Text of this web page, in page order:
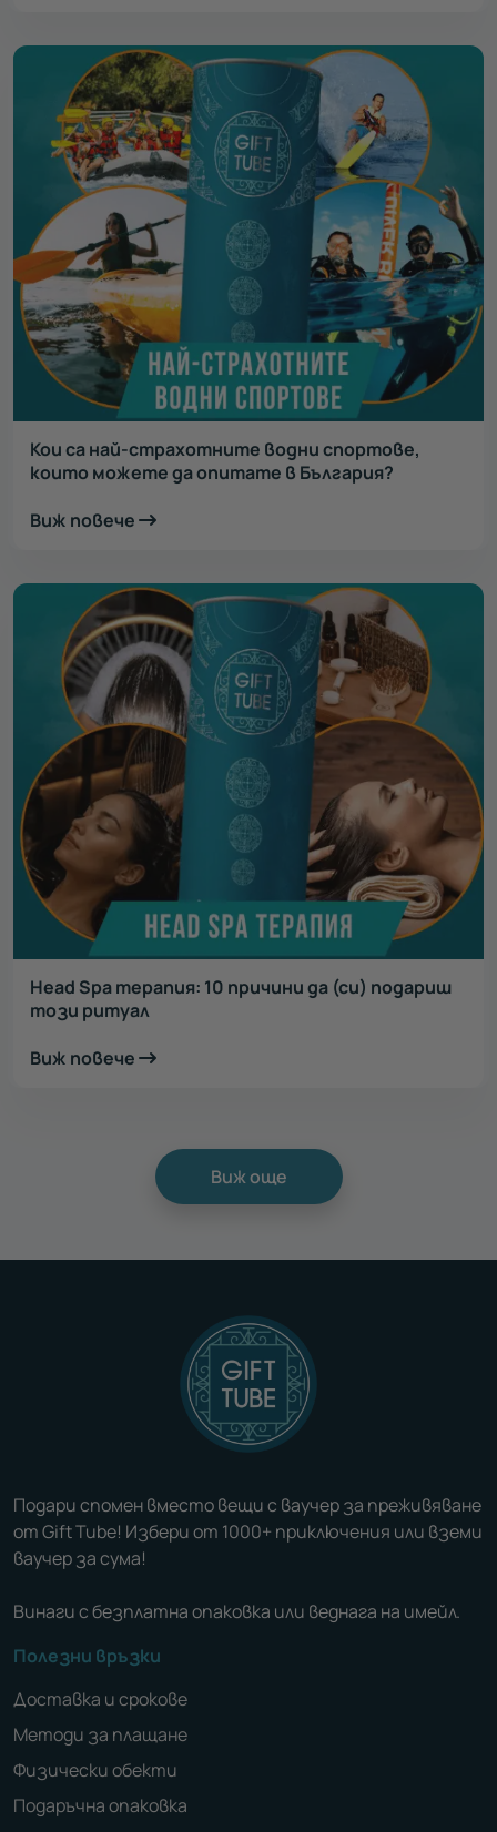
Кои са най-страхотните водни спортове,
които можете да опитате в България?
Виж повече
Head Spa терапия: 10 причини да (си) подариш
този ритуал
Виж повече
Виж още
Подари спомен вместо вещи с ваучер за преживяване
от Gift Tube! Избери от 1000+ приключения или вземи
ваучер за сума!
Винаги с безплатна опаковка или веднага на имейл.
Полезни връзки
Доставка и срокове
Методи за плащане
Физически обекти
Подаръчна опаковка